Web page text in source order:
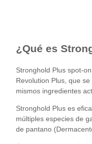
¿Qué es
Stronghold Plus spot-
Revolution Plus, que
mismos ingredientes
Stronghold Plus es
múltiples especies de
de pantano